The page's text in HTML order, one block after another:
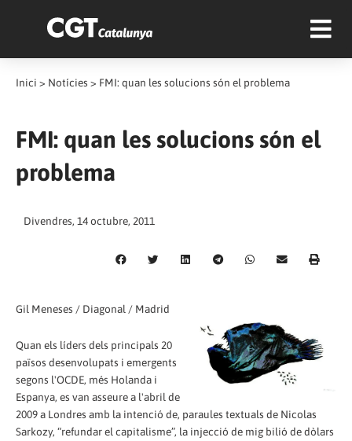
Inici > Notícies > FMI: quan les solucions són el problema
FMI: quan les solucions són el
problema
Divendres, 14 octubre, 2011
Gil Meneses / Diagonal / Madrid
Quan els líders dels principals 20
països desenvolupats i emergents
segons l'OCDE, més Holanda i
Espanya, es van asseure a l'abril de
2009 a Londres amb la intenció de, paraules textuals de Nicolas
Sarkozy, “refundar el capitalisme”, la injecció de mig bilió de dòlars